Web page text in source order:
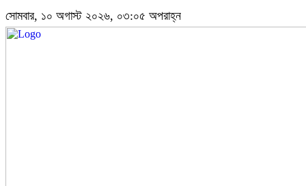
সোমবার, ১০ অগাস্ট ২০২৬, ০৩:০৫ অপরাহ্ন